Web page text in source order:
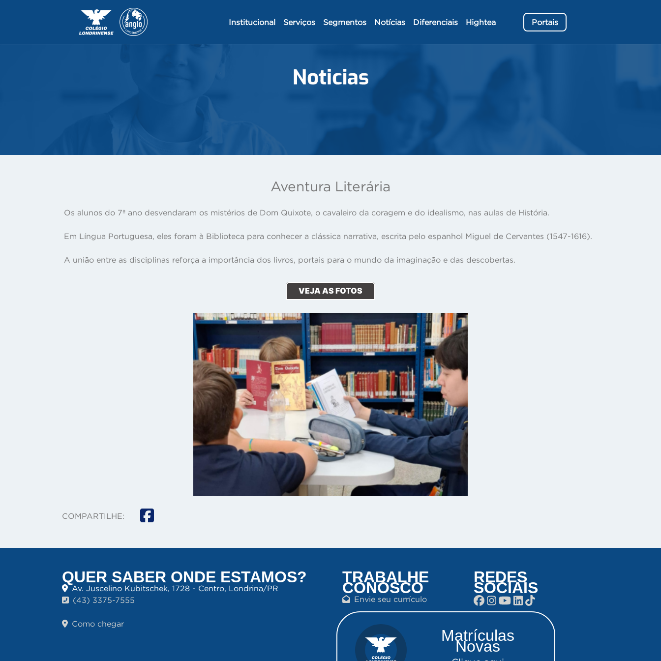
Institucional Serviços Segmentos Notícias Diferenciais Hightea Portais
Aventura Literária
Os alunos do 7º ano desvendaram os mistérios de Dom Quixote, o cavaleiro da coragem e do idealismo, nas aulas de História.
Em Língua Portuguesa, eles foram à Biblioteca para conhecer a clássica narrativa, escrita pelo espanhol Miguel de Cervantes (1547-1616).
A união entre as disciplinas reforça a importância dos livros, portais para o mundo da imaginação e das descobertas.
VEJA AS FOTOS
COMPARTILHE:
QUER SABER ONDE ESTAMOS?
Av. Juscelino Kubitschek, 1728 - Centro, Londrina/PR
(43) 3375-7555
Como chegar
TRABALHE
CONOSCO
Envie seu currículo
REDES
SOCIAIS
Matrículas
Novas